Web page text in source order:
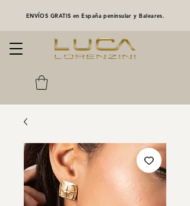
ENVÍOS GRATIS en España peninsular y Baleares.